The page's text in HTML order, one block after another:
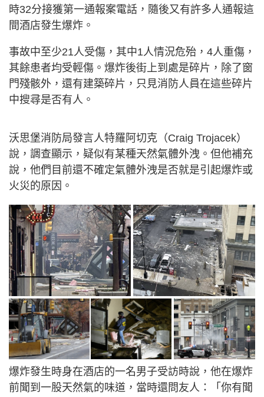
時32分接獲第一通報案電話，隨後又有許多人通報這
間酒店發生爆炸。
事故中至少21人受傷，其中1人情況危殆，4人重傷，
其餘患者均受輕傷。爆炸後街上到處是碎片，除了窗
門殘骸外，還有建築碎片，只見消防人員在這些碎片
中搜尋是否有人。
沃思堡消防局發言人特羅阿切克（Craig Trojacek）
說，調查顯示，疑似有某種天然氣體外洩。但他補充
說，他們目前還不確定氣體外洩是否就是引起爆炸或
火災的原因。
爆炸發生時身在酒店的一名男子受訪時說，他在爆炸
前聞到一股天然氣的味道，當時還問友人：「你有聞